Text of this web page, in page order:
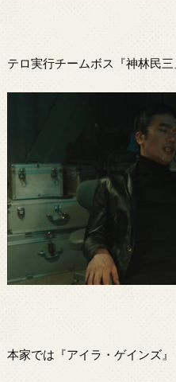
テロ実行チームボス『神林民三
本家では『アイラ・ゲインズ』